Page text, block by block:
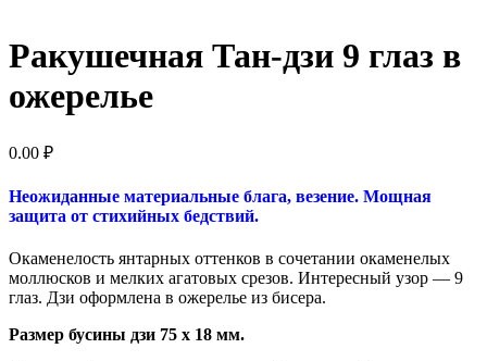
Ракушечная Тан-дзи 9 глаз в
ожерелье
0.00 ₽
Неожиданные материальные блага, везение. Мощная
защита от стихийных бедствий.
Окаменелость янтарных оттенков в сочетании окаменелых
моллюсков и мелких агатовых срезов. Интересный узор — 9
глаз. Дзи оформлена в ожерелье из бисера.
Размер бусины дзи 75 х 18 мм.